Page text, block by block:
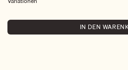
IN DEN